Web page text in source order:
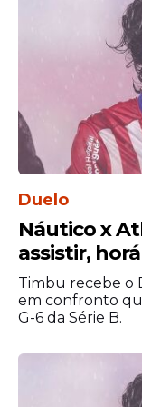
Na semifinal,
mais
terceiro jogo
Um dos
Duelo
Náutico x
assistir,
Timbu recebe o
em confronto
G-6 da Série B.